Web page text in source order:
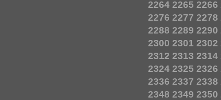
2264 2265 2266
2276 2277 2278
2288 2289 2290
2300 2301 2302
2312 2313 2314
2324 2325 2326
2336 2337 2338
2348 2349 2350